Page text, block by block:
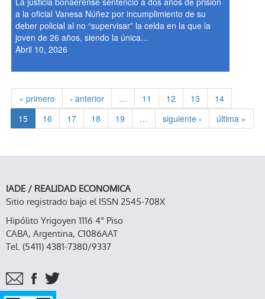
a la oficial Vanesa Núñez por incumplimiento de su
deber policial al no “supervisar” la celda en la que la
joven de 26 años, siendo la única...
Abril 10, 2026
« primero ‹ anterior … 11 12 13
14
15
16 17 18 19 … siguiente › última »
IADE / REALIDAD ECONOMICA
Sitio registrado bajo el ISSN 2545-708X
Hipólito Yrigoyen 1116 4° Piso
CABA, Argentina, C1086AAT
Tel. (5411) 4381-7380/9337